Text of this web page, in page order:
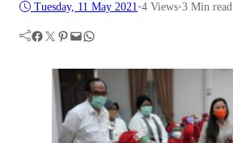
Tuesday, 11 May 2021•4 Views•3 Min read
Facebook Twitter Pinterest Mail WhatsApp